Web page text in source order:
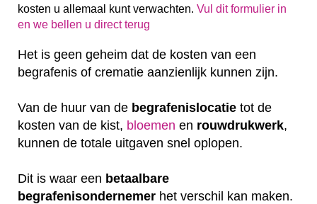
kosten u allemaal kunt verwachten. Vul dit formulier in
en we bellen u direct terug
Het is geen geheim dat de kosten van een
begrafenis of crematie aanzienlijk kunnen zijn.
Van de huur van de begrafenislocatie tot de
kosten van de kist, bloemen en rouwdrukwerk,
kunnen de totale uitgaven snel oplopen.
Dit is waar een betaalbare
begrafenisondernemer het verschil kan maken.